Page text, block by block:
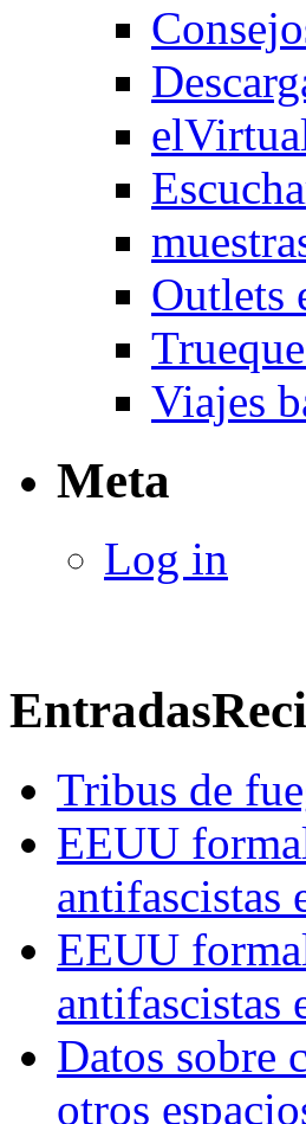
Outlets
Viajes
Meta
Log in
Entradas
Tribus de
EEUU
antifascistas
EEUU
antifascistas
Datos sobre
otros